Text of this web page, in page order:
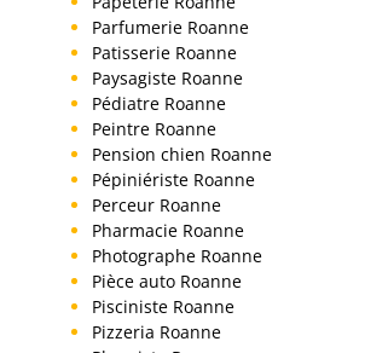
Parfumerie Roanne
Patisserie Roanne
Paysagiste Roanne
Pédiatre Roanne
Peintre Roanne
Pension chien Roanne
Pépiniériste Roanne
Perceur Roanne
Pharmacie Roanne
Photographe Roanne
Pièce auto Roanne
Pisciniste Roanne
Pizzeria Roanne